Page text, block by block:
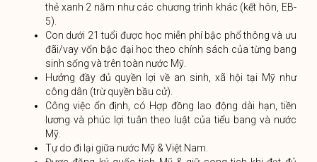
thẻ xanh 2 năm như các chương trình khác (kết hôn, EB-
5).
Con dưới 21 tuổi được học miễn phí bậc phổ thông và ưu
đãi/vay vốn bậc đại học theo chính sách của từng bang
sinh sống và trên toàn nước Mỹ.
Hưởng đầy đủ quyền lợi về an sinh, xã hội tại Mỹ như
công dân (trừ quyền bầu cử).
Công việc ổn định, có Hợp đồng lao động dài hạn, tiền
lương và phúc lợi tuân theo luật của tiểu bang và nước
Mỹ.
Tự do đi lại giữa nước Mỹ & Việt Nam.